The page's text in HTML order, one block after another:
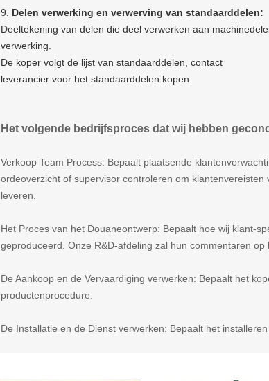
9. Delen verwerking en verwerving van standaarddelen:
Deeltekening van delen die deel verwerken aan
verwerking.
De koper volgt de lijst van standaarddelen, contact
leverancier voor het standaarddelen kopen.
Het volgende bedrijfsproces dat wij hebben
Verkoop Team Process: Bepaalt plaatsende
ordeoverzicht of supervisor controleren om
leveren.
Het Proces van het Douaneontwerp: Bepaalt hoe wij klant-
geproduceerd. Onze R&D-afdeling zal hun commentaren op
De Aankoop en de Vervaardiging verwerken: Bepaalt het
productenprocedure.
De Installatie en de Dienst verwerken: Bepaalt het